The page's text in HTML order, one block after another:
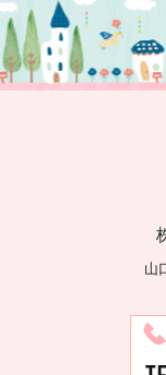
山